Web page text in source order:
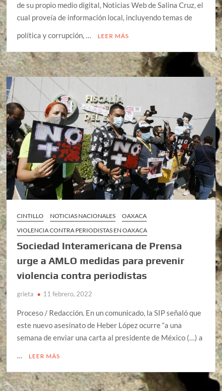
de su propio medio digital, Noticias Web de Salina Cruz, el
cual proveía de información local, incluyendo temas de
política y corrupción, …
LEER MÁS
CINTILLO NOTICIAS NACIONALES
OAXACA
VIOLENCIA CONTRA PERIODISTAS EN OAXACA
Sociedad Interamericana de Prensa
urge a AMLO medidas para prevenir
violencia contra periodistas
grieta 11 febrero, 2022
Proceso / Redacción. En un comunicado, la SIP señaló que
este nuevo asesinato de Heber López ocurre “a una
semana de enviar una carta al presidente de México (…) a
…
LEER MÁS